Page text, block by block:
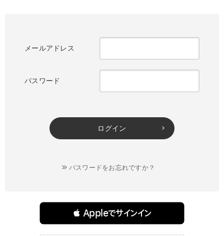
メールアドレス
パスワード
ログイン
パスワードをお忘れですか？
 Appleでサインイン